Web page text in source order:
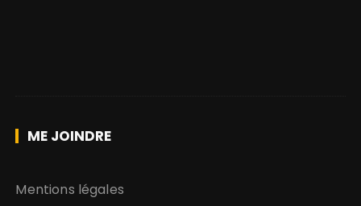
ME JOINDRE
Mentions légales